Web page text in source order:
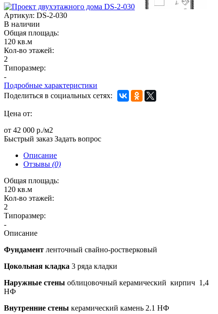
Артикул: DS-2-030
В наличии
Общая площадь:
120 кв.м
Кол-во этажей:
2
Типоразмер:
-
Подробные характеристики
Поделиться в социальных сетях:
Цена от:
от 42 000 р./м2
Быстрый заказ Задать вопрос
Описание
Отзывы (0)
Общая площадь:
120 кв.м
Кол-во этажей:
2
Типоразмер:
-
Описание
Фундамент ленточный свайно-ростверковый
Цокольная кладка 3 ряда кладки
Наружные стены облицовочный керамический кирпич 1,4
НФ
Внутренние стены керамический камень 2.1 НФ